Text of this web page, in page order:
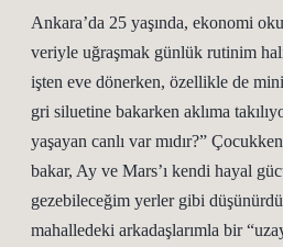
Ankara’da 25 yaşında, ekonomi
veriyle uğraşmak günlük rutinim
işten eve dönerken, özellikle de
gri siluetine bakarken aklıma
yaşayan canlı var mıdır?”
bakar, Ay ve Mars’ı kendi hayal
gezebileceğim yerler gibi
mahalledeki arkadaşlarımla bir